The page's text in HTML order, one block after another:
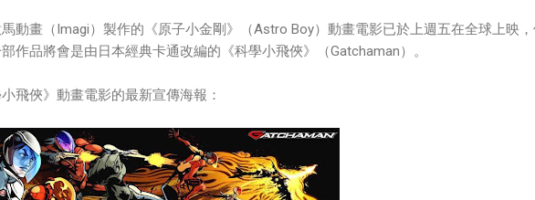
動畫（Imagi）製作的《原子小金剛》（Astro Boy）動畫電影已於上週五在全球上映
作品將會是由日本經典卡通改編的《科學小飛俠》（Gatchaman）。
小飛俠》動畫電影的最新宣傳海報：